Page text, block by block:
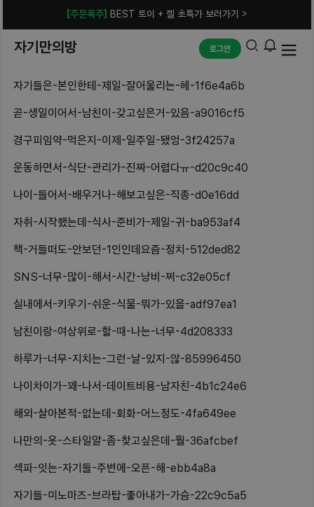
[주문폭주] BEST 토이 + 젤 초특가 보러가기 >
자기만의방 로그인
자기들은-본인한테-제일-잘어울리는-헤-1f6e4a6b
곧-생일이어서-남친이-갖고싶은거-있음-a9016cf5
경구피임약-먹은지-이제-일주일-됐엉-3f24257a
운동하면서-식단-관리가-진짜-어렵다ㅠ-d20c9c40
나이-들어서-배우거나-해보고싶은-직종-d0e16dd
자취-시작했는데-식사-준비가-제일-귀-ba953af4
책-거들떠도-안보던-1인인데요즘-정치-512ded82
SNS-너무-많이-해서-시간-낭비-쩌-c32e05cf
실내에서-키우기-쉬운-식물-뭐가-있을-adf97ea1
남친이랑-여상위로-할-때-나는-너무-4d208333
하루가-너무-지치는-그런-날-있지-않-85996450
나이차이가-꽤-나서-데이트비용-남자친-4b1c24e6
해외-살아본적-없는데-회화-어느정도-4fa649ee
나만의-옷-스타일알-좀-찾고싶은데-뭘-36afcbef
섹파-잇는-자기들-주변에-오픈-해-ebb4a8a
자기들-미노마즈-브라탑-좋아내가-가슴-22c9c5a5